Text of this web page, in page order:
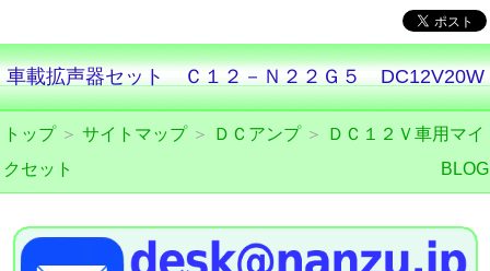
車載拡声器セット Ｃ１２－Ｎ２２Ｇ５ DC12V20W
トップ＞ サイトマップ＞ ＤＣアンプ＞
ＤＣ１２Ｖ車用マイ
クセット
BLOG